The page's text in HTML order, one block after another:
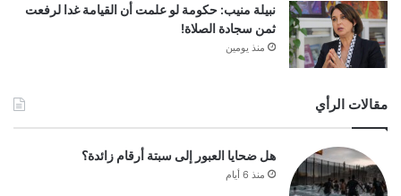
نبيلة منيب: حكومة لو علمت أن القيامة غدا لرفعت
ثمن سجادة الصلاة!
منذ يومين
مقالات الرأي
هل ضحايا العبور إلى سبتة أرقام زائدة؟
منذ 6 أيام